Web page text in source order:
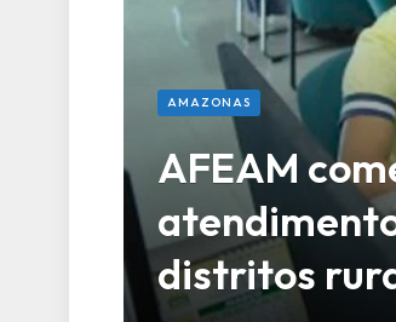
AMAZONAS
AFEAM
distritos